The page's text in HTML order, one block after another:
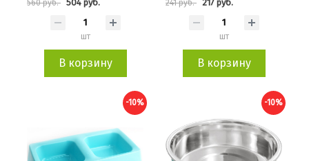
560 руб. 504 руб.
шт
В корзину
241 руб. 217 руб.
шт
В корзину
-10% -10%